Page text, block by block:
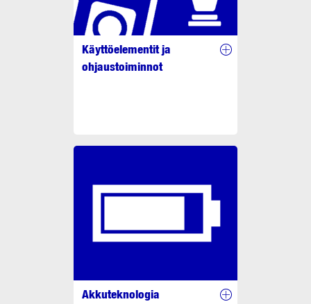
Käyttöelementit ja
ohjaustoiminnot
Akkuteknologia